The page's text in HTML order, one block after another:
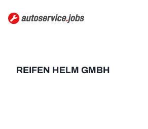
REIFEN HELM GMBH